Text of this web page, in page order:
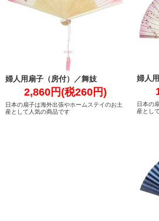
婦人用扇子（房付）／舞妓
2,860円(税260円)
日本の扇子は海外出張やホームステイのお土
産として人気の商品です
婦人
日本の
産とし